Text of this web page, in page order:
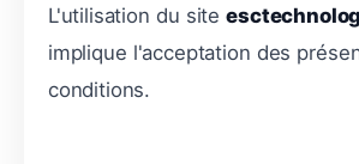
L'utilisation du site
implique l'acceptation des
conditions.